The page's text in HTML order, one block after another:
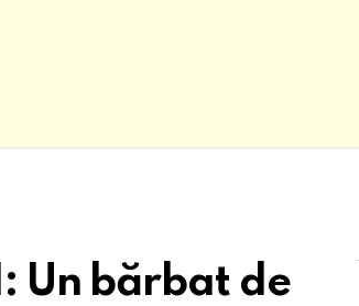
Un bărbat de